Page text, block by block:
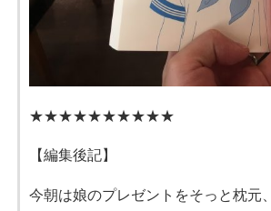
★★★★★★★★★★
【編集後記】
今朝は娘のプレゼントをそっと枕元